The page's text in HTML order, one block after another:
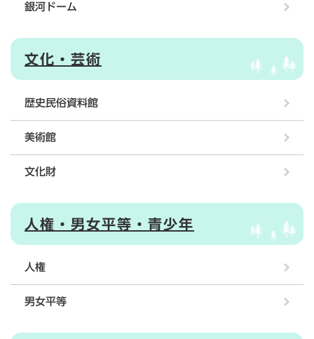
銀河ドーム
文化・芸術
歴史民俗資料館
美術館
文化財
人権・男女平等・青少年
人権
男女平等